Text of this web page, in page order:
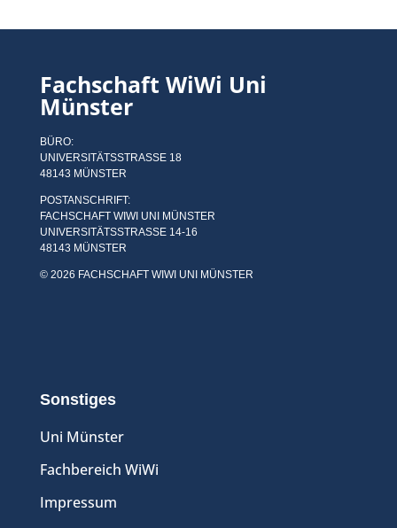
Fachschaft WiWi Uni
Münster
BÜRO:
UNIVERSITÄTSSTRASSE 18
48143 MÜNSTER
POSTANSCHRIFT:
FACHSCHAFT WIWI UNI MÜNSTER
UNIVERSITÄTSSTRASSE 14-16
48143 MÜNSTER
© 2026 FACHSCHAFT WIWI UNI MÜNSTER
Sonstiges
Uni Münster
Fachbereich WiWi
Impressum